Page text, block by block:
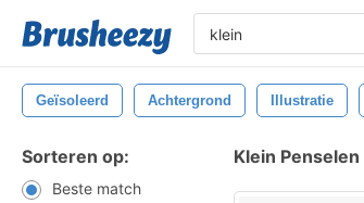
Geïsoleerd Achtergrond Illustratie
Sorteren op:
Beste match
Klein Penselen